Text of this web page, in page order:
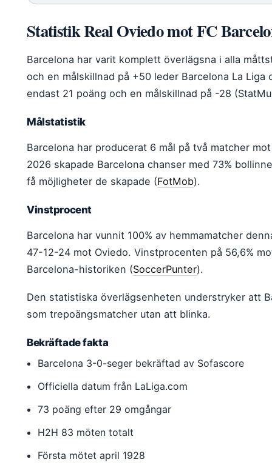
Statistik Real Oviedo mot FC
Barcelona har varit komplett överlägsna i alla
och en målskillnad på +50 leder Barcelona La
endast 21 poäng och en målskillnad på -28
Målstatistik
Barcelona har producerat 6 mål på två matcher
2026 skapade Barcelona chanser med 73%
få möjligheter de skapade (FotMob).
Vinstprocent
Barcelona har vunnit 100% av hemmamatcher
47-12-24 mot Oviedo. Vinstprocenten på 56,6%
Barcelona-historiken (SoccerPunter).
Den statistiska överlägsenheten understryker att
som trepoängsmatcher utan att blinka.
Bekräftade fakta
Barcelona 3-0-seger bekräftad av Sofascore
Officiella datum från LaLiga.com
73 poäng efter 29 omgångar
H2H 83 möten totalt
Första mötet april 1928